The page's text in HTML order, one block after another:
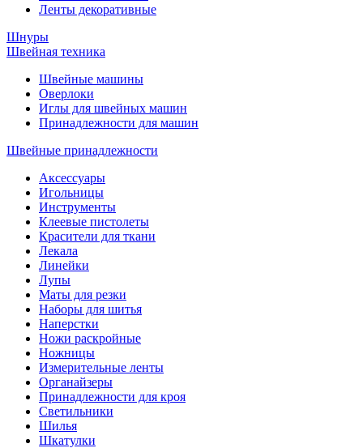
Ленты декоративные
Шнуры
Швейная техника
Швейные машины
Оверлоки
Иглы для швейных машин
Принадлежности для машин
Швейные принадлежности
Аксессуары
Игольницы
Инструменты
Клеевые пистолеты
Красители для ткани
Лекала
Линейки
Лупы
Маты для резки
Наборы для шитья
Наперстки
Ножи раскройные
Ножницы
Измерительные ленты
Органайзеры
Принадлежности для кроя
Светильники
Шилья
Шкатулки